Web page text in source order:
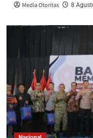
Media Otoritas 8